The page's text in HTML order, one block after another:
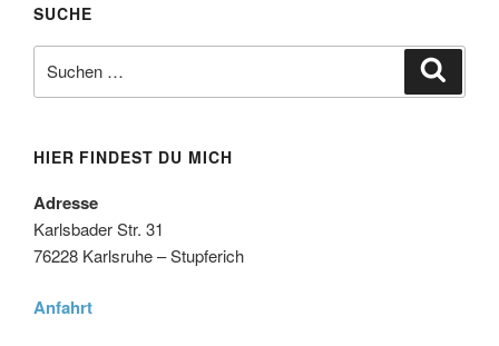
SUCHE
nach:
HIER FINDEST DU MICH
Adresse
Karlsbader Str. 31
76228 Karlsruhe – Stupferich
Anfahrt